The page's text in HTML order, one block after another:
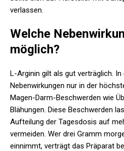
verlassen.
Welche
möglich?
L-Arginin gilt als gut verträglich.
Nebenwirkungen nur in der
Magen-Darm-Beschwerden wie
Blähungen. Diese Beschwerden
Aufteilung der Tagesdosis auf
vermeiden. Wer drei Gramm
einnimmt, verträgt das Präparat